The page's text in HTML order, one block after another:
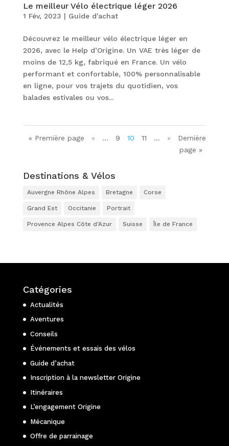
Le meilleur Vélo électrique léger 2026
1 Fév, 2023 | Guide d'achat
Découvrez le meilleur vélo électrique léger en
2026, avec le Help d’Origine. Un VAE très léger de
moins de 12,5 kg, fabriqué en France. Un vélo
performant et confortable, 100% personnalisable
en ligne, pour vos trajets du quotidien, vos
balades estivales ou vos...
« Première page « … 9 10 11 … »
Dernière
page »
Destinations & Vélos
Auvergne Rhône Alpes Bretagne Corse
Grand Est Occitanie Portrait
Provence Alpes Côte d'Azur Suisse Île de France
Catégories
Actualités
Aventures
Conseils
Événements et essais des vélos
Guide d’achat
Inscription à la newsletter Origine
Itinéraires
L’engagement Origine
Mécanique
Offre de parrainage